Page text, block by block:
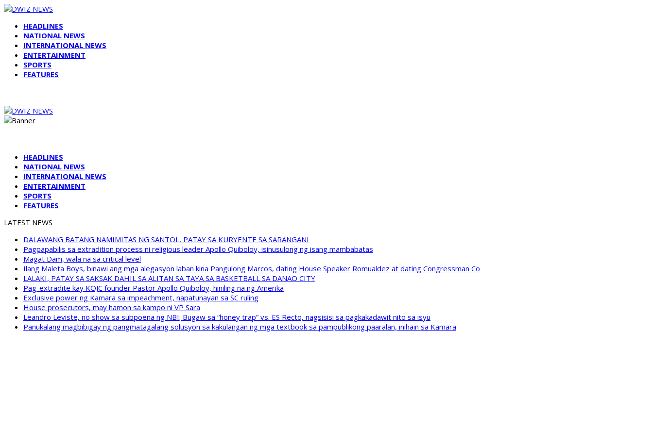
HEADLINES
NATIONAL NEWS
INTERNATIONAL NEWS
ENTERTAINMENT
SPORTS
FEATURES
HEADLINES
NATIONAL NEWS
INTERNATIONAL NEWS
ENTERTAINMENT
SPORTS
FEATURES
LATEST NEWS
DALAWANG BATANG NAMIMITAS NG SANTOL, PATAY SA KURYENTE SA SARANGANI
Pagpapabilis sa extradition process ni religious leader Apollo Quiboloy, isinusulong ng isang mambabatas
Magat Dam, wala na sa critical level
Ilang Maleta Boys, binawi ang mga alegasyon laban kina Pangulong Marcos, dating House Speaker Romualdez at dating Congressman Co
LALAKI, PATAY SA SAKSAK DAHIL SA ALITAN SA TAYA SA BASKETBALL SA DANAO CITY
Pag-extradite kay KOJC founder Pastor Apollo Quiboloy, hiniling na ng Amerika
Exclusive power ng Kamara sa impeachment, napatunayan sa SC ruling
House prosecutors, may hamon sa kampo ni VP Sara
Leandro Leviste, no show sa subpoena ng NBI; Bugaw sa “honey trap” vs. ES Recto, nagsisisi sa pagkakadawit nito sa isyu
Panukalang magbibigay ng pangmatagalang solusyon sa kakulangan ng mga textbook sa pampublikong paaralan, inihain sa Kamara